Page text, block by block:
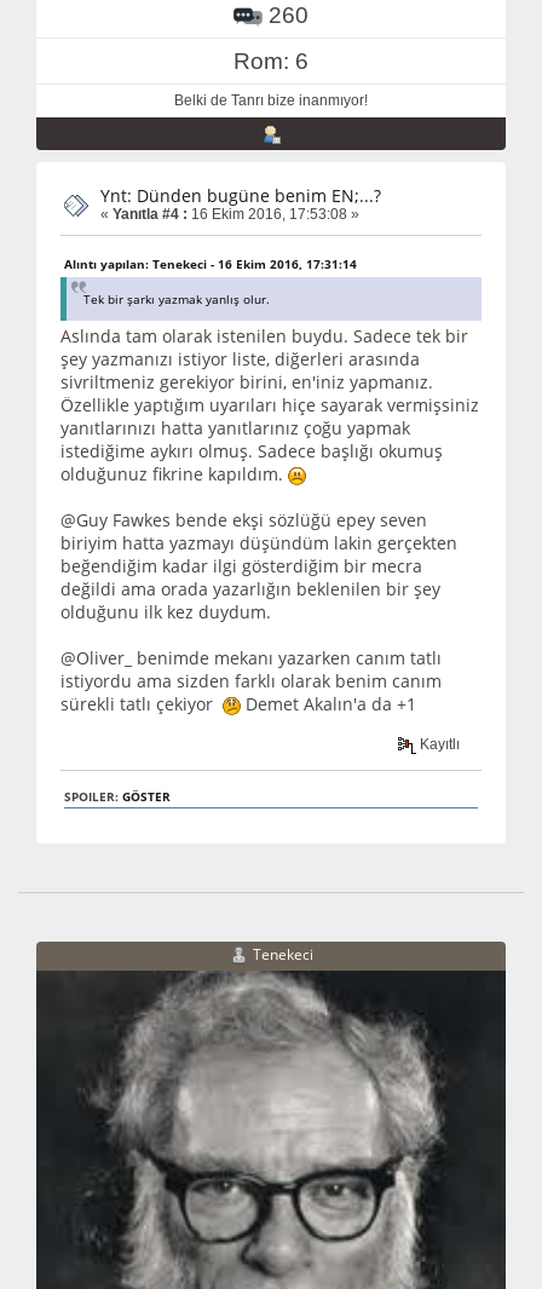
260
Rom: 6
Belki de Tanrı bize inanmıyor!
Ynt: Dünden bugüne benim EN;...?
« Yanıtla #4 : 16 Ekim 2016, 17:53:08 »
Alıntı yapılan: Tenekeci - 16 Ekim 2016, 17:31:14
Tek bir şarkı yazmak yanlış olur.
Aslında tam olarak istenilen buydu. Sadece tek bir
şey yazmanızı istiyor liste, diğerleri arasında
sivriltmeniz gerekiyor birini, en'iniz yapmanız.
Özellikle yaptığım uyarıları hiçe sayarak vermişsiniz
yanıtlarınızı hatta yanıtlarınız çoğu yapmak
istediğime aykırı olmuş. Sadece başlığı okumuş
olduğunuz fikrine kapıldım.
@Guy Fawkes bende ekşi sözlüğü epey seven
biriyim hatta yazmayı düşündüm lakin gerçekten
beğendiğim kadar ilgi gösterdiğim bir mecra
değildi ama orada yazarlığın beklenilen bir şey
olduğunu ilk kez duydum.
@Oliver_ benimde mekanı yazarken canım tatlı
istiyordu ama sizden farklı olarak benim canım
sürekli tatlı çekiyor
Demet Akalın'a da +1
Kayıtlı
SPOILER: GÖSTER
Tenekeci